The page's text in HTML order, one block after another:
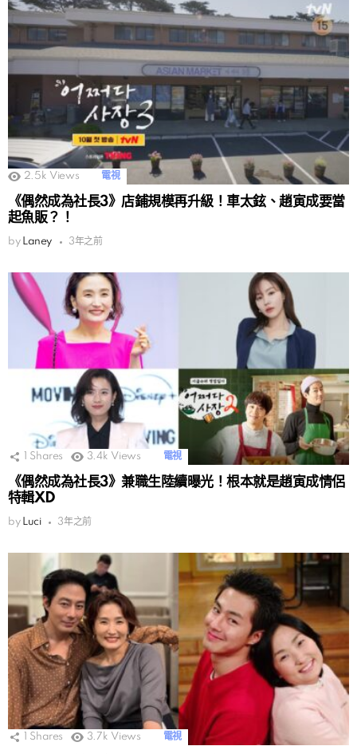
2.5k Views 電視
《偶然成為社長3》店鋪規模再升級！車太鉉、趙寅成要當
起魚販？！
by Laney 3年之前
Shares 3.4k Views 電視
《偶然成為社長3》兼職生陸續曝光！根本就是趙寅成情侶
特輯XD
by Luci 3年之前
Shares 3.7k Views 電視